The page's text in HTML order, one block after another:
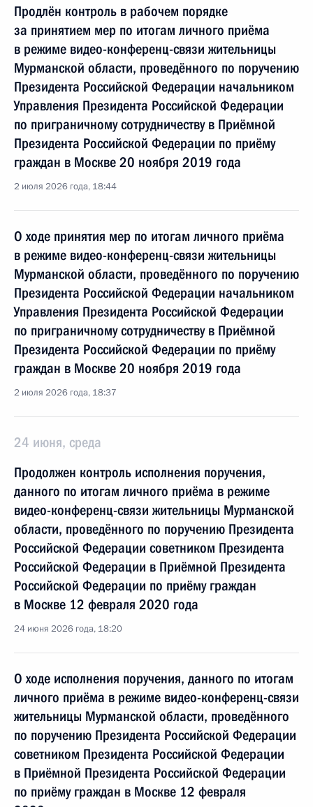
Продлён контроль в рабочем порядке
за принятием мер по итогам личного приёма
в режиме видео-конференц-связи жительницы
Мурманской области, проведённого по поручению
Президента Российской Федерации начальником
Управления Президента Российской Федерации
по приграничному сотрудничеству в Приёмной
Президента Российской Федерации по приёму
граждан в Москве 20 ноября 2019 года
2 июля 2026 года, 18:44
О ходе принятия мер по итогам личного приёма
в режиме видео-конференц-связи жительницы
Мурманской области, проведённого по поручению
Президента Российской Федерации начальником
Управления Президента Российской Федерации
по приграничному сотрудничеству в Приёмной
Президента Российской Федерации по приёму
граждан в Москве 20 ноября 2019 года
2 июля 2026 года, 18:37
24 июня, среда
Продолжен контроль исполнения поручения,
данного по итогам личного приёма в режиме
видео-конференц-связи жительницы Мурманской
области, проведённого по поручению Президента
Российской Федерации советником Президента
Российской Федерации в Приёмной Президента
Российской Федерации по приёму граждан
в Москве 12 февраля 2020 года
24 июня 2026 года, 18:20
О ходе исполнения поручения, данного по итогам
личного приёма в режиме видео-конференц-связи
жительницы Мурманской области, проведённого
по поручению Президента Российской Федерации
советником Президента Российской Федерации
в Приёмной Президента Российской Федерации
по приёму граждан в Москве 12 февраля